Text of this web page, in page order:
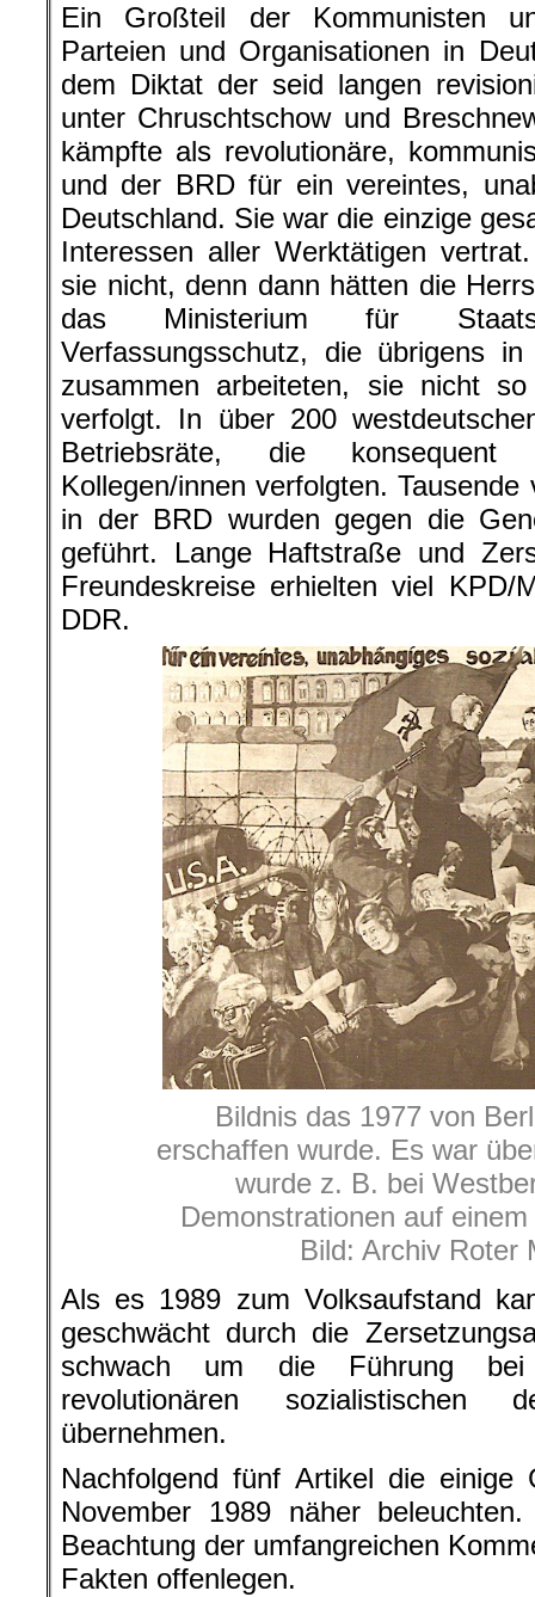
Ein Großteil der Kommunisten
Parteien und Organisationen in
dem Diktat der seid langen
unter Chruschtschowund
kämpfte als revolutionäre,
und der BRD für ein vereintes,
Deutschland. Sie war die einzige
Interessen aller Werktätigen
sie nicht, denn dann hätten die
das Ministerium für
Verfassungsschutz, die übrigens
zusammen arbeiteten, sie nicht
verfolgt. In über 200
Betriebsräte, die
Kollegen/innen verfolgten.
in der BRD wurden gegen die
geführt. Lange Haftstraße und
Freundeskreise erhielten viel KPD/
DDR.
Bildnis das 1977 von
erschaffen wurde. Es war
wurde z. B. bei
Demonstrationen auf
Bild: Archiv Roter
Als es 1989 zum Volksaufstand
geschwächt durch die
schwach um die Führung
revolutionären sozialistischen
übernehmen.
Nachfolgend fünf Artikel die einige
November 1989 näher
Beachtung der umfangreichen
Fakten offenlegen.